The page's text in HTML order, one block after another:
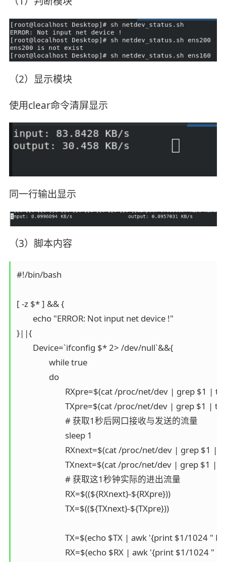
（2）显示模块
使用clear命令清屏显示
同一行输出显示
（3）脚本内容
#!/bin/bash
[ -z $* ] && {
        echo "ERROR: Not input net device !"
}||{
        Device=`ifconfig $* 2> /dev/null`&&{
                while true
                do
RXpre=$(cat /proc/net/dev | grep $1 |
TXpre=$(cat /proc/net/dev | grep $1 |
                        # 获取1秒后网口接收与发送的流量
                        sleep 1
RXnext=$(cat /proc/net/dev | grep $1 |
TXnext=$(cat /proc/net/dev | grep $1 |
                        # 获取这1秒钟实际的进出流量
                        RX=$((${RXnext}-${RXpre}))
                        TX=$((${TXnext}-${TXpre}))
TX=$(echo $TX | awk '{print $1/1024 " KB/
RX=$(echo $RX | awk '{print $1/1024 " KB/